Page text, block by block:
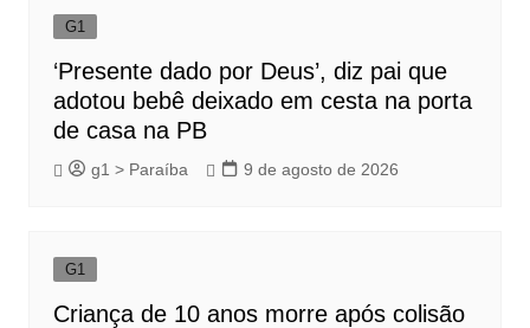
G1
‘Presente dado por Deus’, diz pai que
adotou bebê deixado em cesta na porta
de casa na PB
g1 > Paraíba 9 de agosto de 2026
G1
Criança de 10 anos morre após colisão